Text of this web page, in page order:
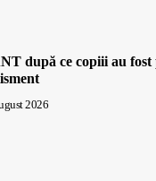
după ce copiii au
2026